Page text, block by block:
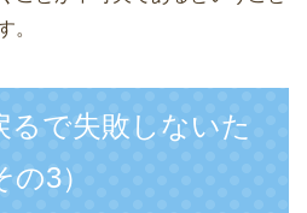
。
るで失敗しないた
3）